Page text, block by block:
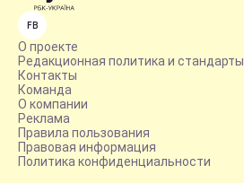
FB
О проекте
Редакционная политика и стандарты
Контакты
Команда
О компании
Реклама
Правила пользования
Правовая информация
Политика конфиденциальности